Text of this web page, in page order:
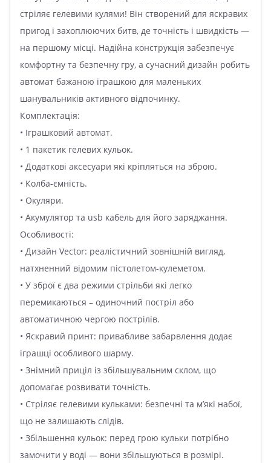
стріляє гелевими кулями! Він створений для яскравих
пригод і захоплюючих битв, де точність і швидкість —
на першому місці. Надійна конструкція забезпечує
комфортну та безпечну гру, а сучасний дизайн робить
автомат бажаною іграшкою для маленьких
шанувальників активного відпочинку.
Комплектація:
• Іграшковий автомат.
• 1 пакетик гелевих кульок.
• Додаткові аксесуари які кріпляться на зброю.
• Колба-ємність.
• Окуляри.
• Акумулятор та usb кабель для його заряджання.
Особливості:
• Дизайн Vector: реалістичний зовнішній вигляд,
натхненний відомим пістолетом-кулеметом.
• У зброї є два режими стрільби які легко
перемикаються – одиночний постріл або
автоматичною чергою пострілів.
• Яскравий принт: привабливе забарвлення додає
іграшці особливого шарму.
• Знімний приціл із збільшувальним склом, що
допомагає розвивати точність.
• Стріляє гелевими кульками: безпечні та м’які набої,
що не залишають слідів.
• Збільшення кульок: перед грою кульки потрібно
замочити у воді — вони збільшуються в розмірі.